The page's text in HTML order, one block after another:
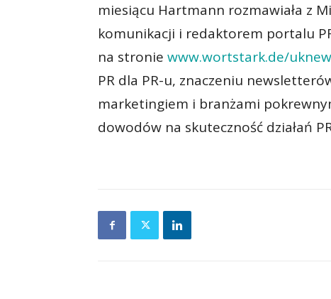
miesiącu Hartmann rozmawiała z
komunikacji i redaktorem portalu
na stronie www.wortstark.de/
PR dla PR-u, znaczeniu
marketingiem i branżami
dowodów na skuteczność działań